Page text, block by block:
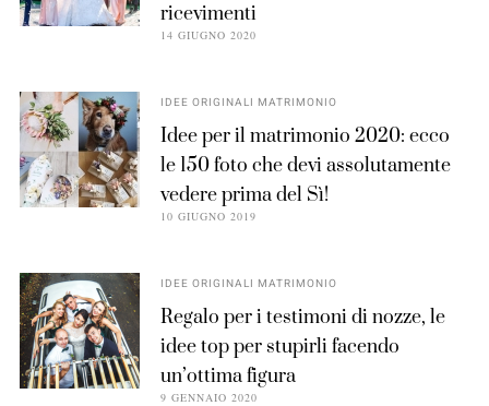
ricevimenti
14 GIUGNO 2020
IDEE ORIGINALI MATRIMONIO
Idee per il matrimonio 2020: ecco
le 150 foto che devi assolutamente
vedere prima del Sì!
10 GIUGNO 2019
IDEE ORIGINALI MATRIMONIO
Regalo per i testimoni di nozze, le
idee top per stupirli facendo
un’ottima figura
9 GENNAIO 2020